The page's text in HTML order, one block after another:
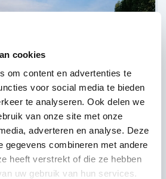
cookies
om content en advertenties te
voor social media te bieden
te analyseren. Ook delen we
van onze site met onze
adverteren en analyse. Deze
gegevens combineren met andere
heeft verstrekt of die ze hebben
uw gebruik van hun services.
Petegem
alle feestlocaties